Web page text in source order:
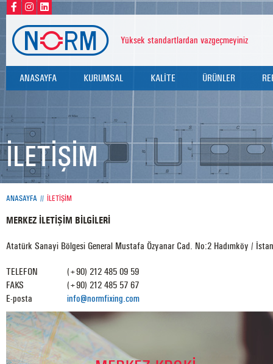
Yüksek standartlardan vazgeçmeyiniz
ANASAYFA KURUMSAL
DEĞERLERİMİZ
KALİTE
SERTİFİKALARIMIZ
TEST RAPORLARIMIZ
ÜRÜNLER
PERFORE KANALLAR
DİĞER BAĞLANTI
DÜBELLER
İLETİŞİM
ANASAYFA İLETİŞİM
MERKEZ İLETİŞİM BİLGİLERİ
Atatürk Sanayi Bölgesi General Mustafa Özyanar Cad. No:2 Hadımköy /
TELEFON
(+90) 212 485 09 59
FAKS
(+90) 212 485 57 67
E-posta
info@normfixing.com